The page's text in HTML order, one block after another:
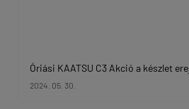
Óriási KAATSU C3 Akció a készlet
2024. 05. 30.